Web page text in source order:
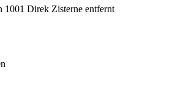
1001 Direk Zisterne entfernt